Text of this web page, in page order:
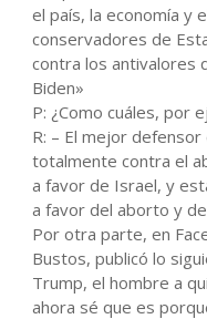
el país, la economía y
conservadores de
contra los antivalores
Biden»
P: ¿Como cuáles, por
R: – El mejor
totalmente contra el
a favor de Israel, y
a favor del aborto y
Por otra parte, en
Bustos, publicó lo
Trump, el hombre a
ahora sé que es